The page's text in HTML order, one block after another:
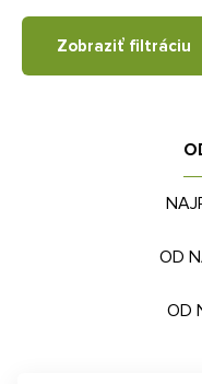
OD
OD
Zobraziť filtráciu